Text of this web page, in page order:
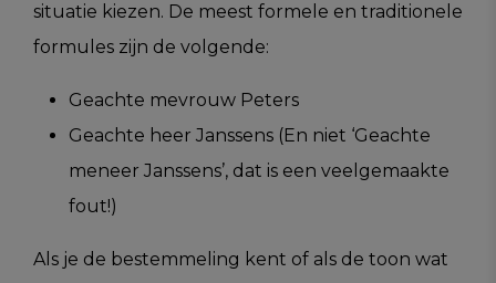
situatie kiezen. De meest formele en traditionele
formules zijn de volgende:
Geachte mevrouw Peters
Geachte heer Janssens (En niet ‘Geachte
meneer Janssens’, dat is een veelgemaakte
fout!)
Als je de bestemmeling kent of als de toon wat